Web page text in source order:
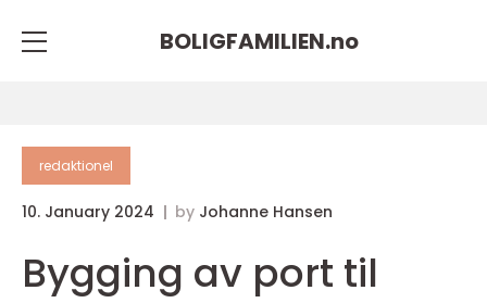
BOLIGFAMILIEN.no
redaktionel
10. January 2024 by Johanne Hansen
Bygging av port til